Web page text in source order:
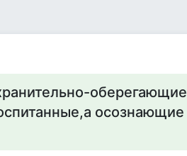
оберегающие
осознающие